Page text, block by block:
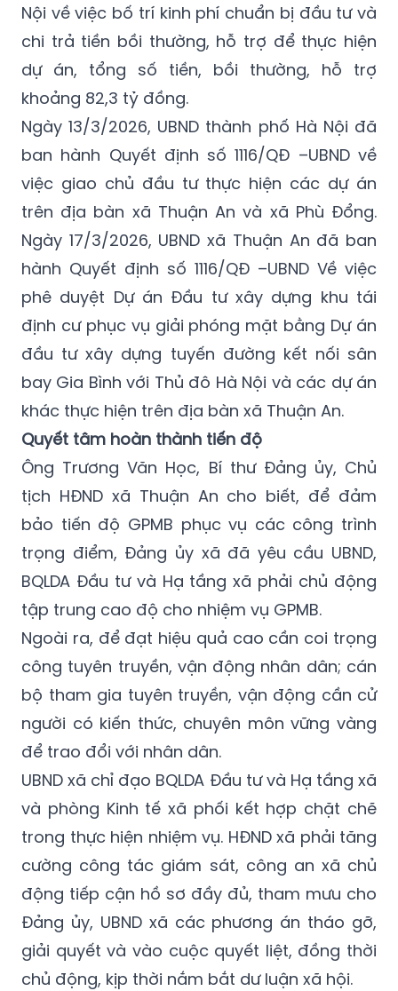
Nội về việc bố trí kinh phí chuẩn bị đầu tư và
chi trả tiền bồi thường, hỗ trợ để thực hiện
dự án, tổng số tiền, bồi thường, hỗ trợ
khoảng 82,3 tỷ đồng.
Ngày 13/3/2026, UBND thành phố Hà Nội đã
ban hành Quyết định số 1116/QĐ –UBND về
việc giao chủ đầu tư thực hiện các dự án
trên địa bàn xã Thuận An và xã Phù Đổng.
Ngày 17/3/2026, UBND xã Thuận An đã ban
hành Quyết định số 1116/QĐ –UBND Về việc
phê duyệt Dự án Đầu tư xây dựng khu tái
định cư phục vụ giải phóng mặt bằng Dự án
đầu tư xây dựng tuyến đường kết nối sân
bay Gia Bình với Thủ đô Hà Nội và các dự án
khác thực hiện trên địa bàn xã Thuận An.
Quyết tâm hoàn thành tiến độ
Ông Trương Văn Học, Bí thư Đảng ủy, Chủ
tịch HĐND xã Thuận An cho biết, để đảm
bảo tiến độ GPMB phục vụ các công trình
trọng điểm, Đảng ủy xã đã yêu cầu UBND,
BQLDA Đầu tư và Hạ tầng xã phải chủ động
tập trung cao độ cho nhiệm vụ GPMB.
Ngoài ra, để đạt hiệu quả cao cần coi trọng
công tuyên truyền, vận động nhân dân; cán
bộ tham gia tuyên truyền, vận động cần cử
người có kiến thức, chuyên môn vững vàng
để trao đổi với nhân dân.
UBND xã chỉ đạo BQLDA Đầu tư và Hạ tầng xã
và phòng Kinh tế xã phối kết hợp chặt chẽ
trong thực hiện nhiệm vụ. HĐND xã phải tăng
cường công tác giám sát, công an xã chủ
động tiếp cận hồ sơ đầy đủ, tham mưu cho
Đảng ủy, UBND xã các phương án tháo gỡ,
giải quyết và vào cuộc quyết liệt, đồng thời
chủ động, kịp thời nắm bắt dư luận xã hội.